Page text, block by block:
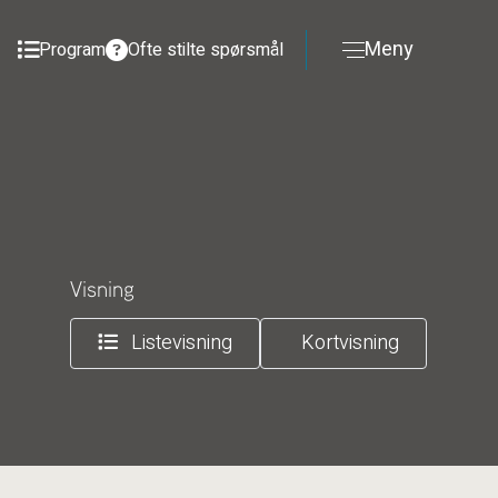
Program Ofte stilte spørsmål Meny
Visning
Listevisning Kortvisning